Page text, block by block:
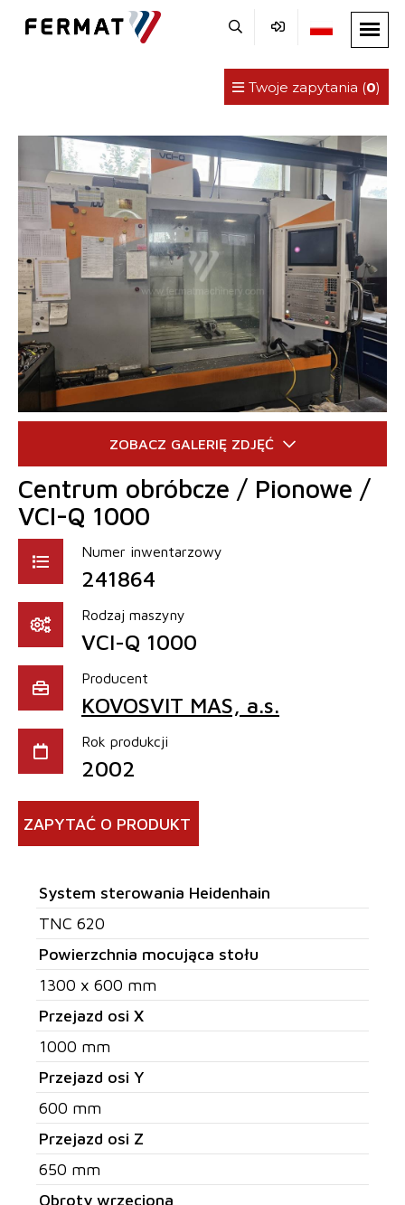
Twoje zapytania (0)
Centrum obróbcze / Pionowe /
VCI-Q 1000
Numer inwentarzowy
241864
Rodzaj maszyny
VCI-Q 1000
Producent
KOVOSVIT MAS, a.s.
Rok produkcji
2002
ZAPYTAĆ O PRODUKT
System sterowania Heidenhain
TNC 620
Powierzchnia mocująca stołu
1300 x 600 mm
Przejazd osi X
1000 mm
Przejazd osi Y
600 mm
Przejazd osi Z
650 mm
Obroty wrzeciona